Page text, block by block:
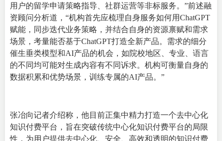
用户的留学申请策略指导、社群运营等非标服务。”前述融
资顾问分析道，“机构首先应梳理自身服务如何用ChatGPT
赋能，同步迭代业务策略，并结合自身的资源禀赋和需求
场景，考量能否基于ChatGPT打造全新产品。需求的细分
催生垂类模型和AI产品的机会，如院校地区、专业、语言
的不同均可能对生成内容有不同诉求。机构可衡量自身的
数据积累和优势场景，训练专属的AI产品。”
张冶向记者介绍称，他目前正集中精力打造一个去中心化
知识付费平台，旨在突破传统中心化知识付费平台的局限
性，为用户提供去中心化、安全、高效和透明的知识付费